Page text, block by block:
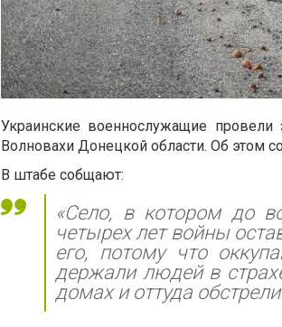
Украинские военнослужащие провели
Волновахи Донецкой области. Об этом
В штабе собщают:
«Село, в котором до
четырех лет войны
его, потому что
держали людей в
домах и оттуда